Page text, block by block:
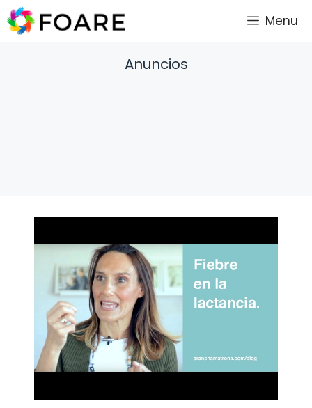
Saltar
al
Menu
Anuncios